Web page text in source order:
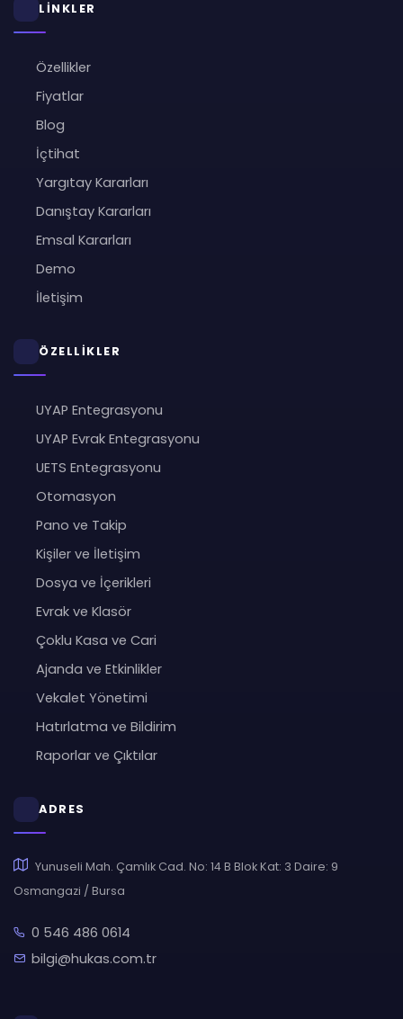
LİNKLER
Özellikler
Fiyatlar
Blog
İçtihat
Yargıtay Kararları
Danıştay Kararları
Emsal Kararları
Demo
İletişim
ÖZELLİKLER
UYAP Entegrasyonu
UYAP Evrak Entegrasyonu
UETS Entegrasyonu
Otomasyon
Pano ve Takip
Kişiler ve İletişim
Dosya ve İçerikleri
Evrak ve Klasör
Çoklu Kasa ve Cari
Ajanda ve Etkinlikler
Vekalet Yönetimi
Hatırlatma ve Bildirim
Raporlar ve Çıktılar
ADRES
Yunuseli Mah. Çamlık Cad. No: 14 B Blok Kat: 3 Daire: 9
Osmangazi / Bursa
0 546 486 0614
bilgi@hukas.com.tr